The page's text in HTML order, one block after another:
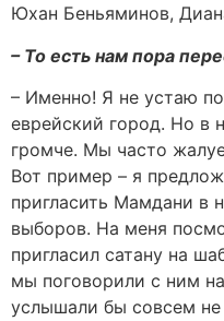
Юхан Беньяминов,
– То есть нам пора
– Именно! Я не устаю
еврейский город. Но в
громче. Мы часто
Вот пример – я
пригласить Мамдани в
выборов. На меня
пригласил сатану на
мы поговорили с ним
услышали бы совсем не